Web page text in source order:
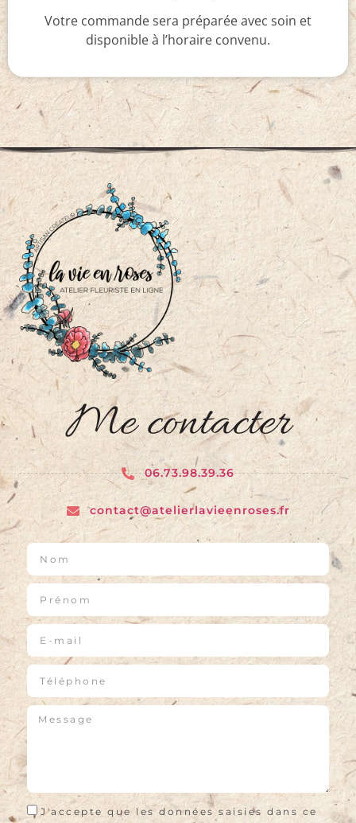
Votre commande sera préparée avec soin et
disponible à l’horaire convenu.
Me contacter
06.73.98.39.36
contact@atelierlavieenroses.fr
J'accepte que les données saisies dans ce